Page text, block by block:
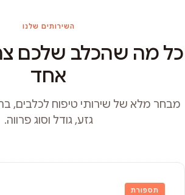
השירותים שלנו
כל מה שהכלב שלכם
אחד
מבחר מלא של שירותי טיפוח לכלבים,
גזע, גודל וסוג פרווה.
תספורת